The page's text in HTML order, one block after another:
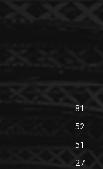
81
52
51
27